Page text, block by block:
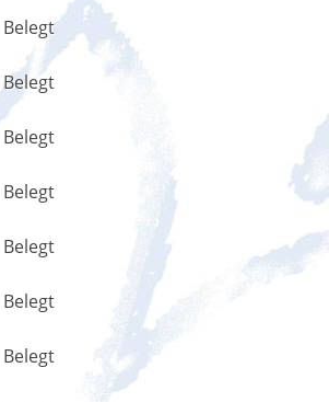
Belegt
Belegt
Belegt
Belegt
Belegt
Belegt
Belegt